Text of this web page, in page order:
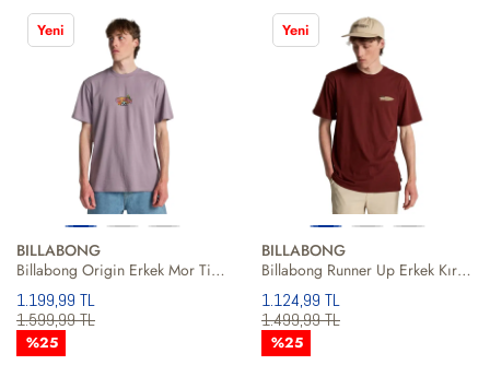
Yeni
BILLABONG
Billabong Origin Erkek Mor Tişört
1.199,99 TL
1.599,99 TL
%25
Yeni
BILLABONG
Billabong Runner Up Erkek Kırmızı Tişört
1.124,99 TL
1.499,99 TL
%25